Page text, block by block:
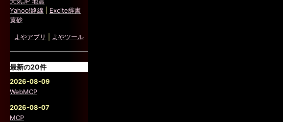
Yahoo!路線
Excite辞書
黄砂
よやアプリ よやツール
最新の20件
2026-08-09
WebMCP
2026-08-07
MCP